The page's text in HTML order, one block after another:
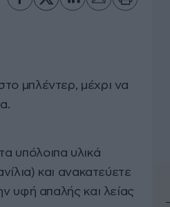
μπλέντερ, μέχρι να
υπόλοιπα υλικά
και ανακατεύετε
υφή απαλής και λείας